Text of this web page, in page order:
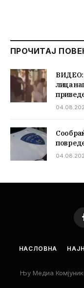
ПРОЧИТАЈ
ВИДЕО:
лица
НАСЛОВНА
Њу Медиа